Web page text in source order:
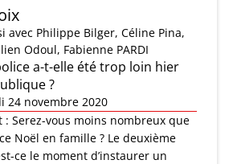
avec Philippe Bilger, Céline Pina,
Odoul, Fabienne PARDI
a-t-elle été trop loin hier
?
24 novembre 2020
: Serez-vous moins nombreux que
Noël en famille ? Le deuxième
ce le moment d’instaurer un